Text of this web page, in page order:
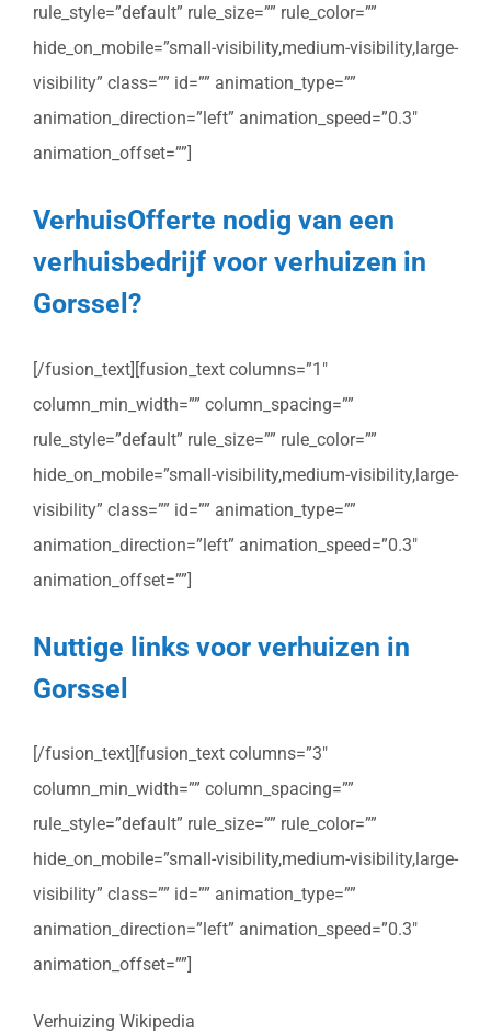
rule_style=”default” rule_size=”” rule_color=””
hide_on_mobile=”small-visibility,medium-visibility,large-
visibility” class=”” id=”” animation_type=””
animation_direction=”left” animation_speed=”0.3″
animation_offset=””]
VerhuisOfferte nodig van een
verhuisbedrijf voor verhuizen in
Gorssel?
[/fusion_text][fusion_text columns=”1″
column_min_width=”” column_spacing=””
rule_style=”default” rule_size=”” rule_color=””
hide_on_mobile=”small-visibility,medium-visibility,large-
visibility” class=”” id=”” animation_type=””
animation_direction=”left” animation_speed=”0.3″
animation_offset=””]
Nuttige links voor verhuizen in
Gorssel
[/fusion_text][fusion_text columns=”3″
column_min_width=”” column_spacing=””
rule_style=”default” rule_size=”” rule_color=””
hide_on_mobile=”small-visibility,medium-visibility,large-
visibility” class=”” id=”” animation_type=””
animation_direction=”left” animation_speed=”0.3″
animation_offset=””]
Verhuizing Wikipedia